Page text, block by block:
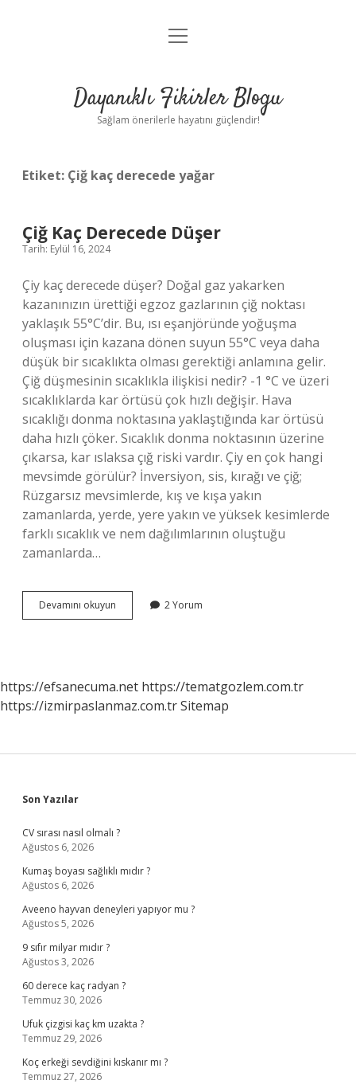
Anasayfa
Yasal Uyarı
menüyü
Dayanıklı Fikirler Blogu
Sağlam önerilerle hayatını güçlendir!
Etiket: Çiğ kaç derecede yağar
Çiğ Kaç Derecede Düşer
Tarih: Eylül 16, 2024
Çiy kaç derecede düşer? Doğal gaz yakarken
kazanınızın ürettiği egzoz gazlarının çiğ noktası
yaklaşık 55°C’dir. Bu, ısı eşanjöründe yoğuşma
oluşması için kazana dönen suyun 55°C veya daha
düşük bir sıcaklıkta olması gerektiği anlamına gelir.
Çiğ düşmesinin sıcaklıkla ilişkisi nedir? -1 °C ve üzeri
sıcaklıklarda kar örtüsü çok hızlı değişir. Hava
sıcaklığı donma noktasına yaklaştığında kar örtüsü
daha hızlı çöker. Sıcaklık donma noktasının üzerine
çıkarsa, kar ıslaksa çığ riski vardır. Çiy en çok hangi
mevsimde görülür? İnversiyon, sis, kırağı ve çiğ;
Rüzgarsız mevsimlerde, kış ve kışa yakın
zamanlarda, yerde, yere yakın ve yüksek kesimlerde
farklı sıcaklık ve nem dağılımlarının oluştuğu
zamanlarda…
Devamını okuyun
Kaç
2 Yorum
https://efsanecuma.net https://tematgozlem.com.tr
https://izmirpaslanmaz.com.trSitemap
Sidebar
Son Yazılar
CV sırası nasıl olmalı ?
Ağustos 6, 2026
Kumaş boyası sağlıklı mıdır ?
Ağustos 6, 2026
Aveeno hayvan deneyleri yapıyor mu ?
Ağustos 5, 2026
9 sıfır milyar mıdır ?
Ağustos 3, 2026
60 derece kaç radyan ?
Temmuz 30, 2026
Ufuk çizgisi kaç km uzakta ?
Temmuz 29, 2026
Koç erkeği sevdiğini kıskanır mı ?
Temmuz 27, 2026